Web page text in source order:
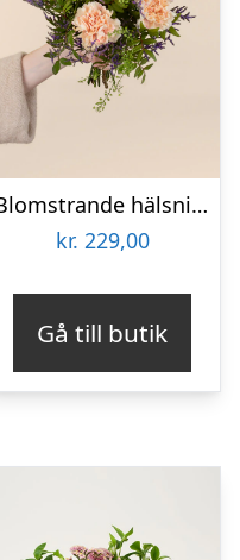
Blomstrande hälsning
kr. 229,00
Gå till butik